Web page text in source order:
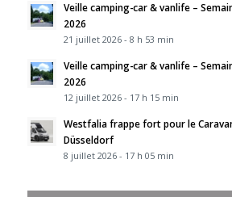
Veille camping-car & vanlife –
2026
21 juillet 2026 - 8 h 53 min
Veille camping-car & vanlife –
2026
12 juillet 2026 - 17 h 15 min
Westfalia frappe fort pour le
Düsseldorf
8 juillet 2026 - 17 h 05 min